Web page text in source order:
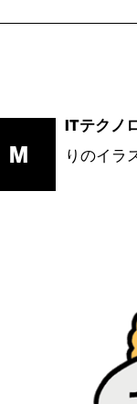
M
ITテクノ
りのイラ